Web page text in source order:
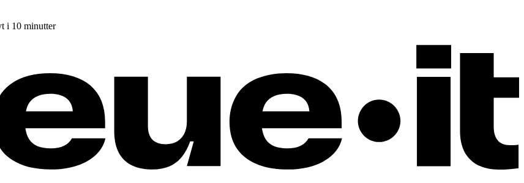
i 10 minutter